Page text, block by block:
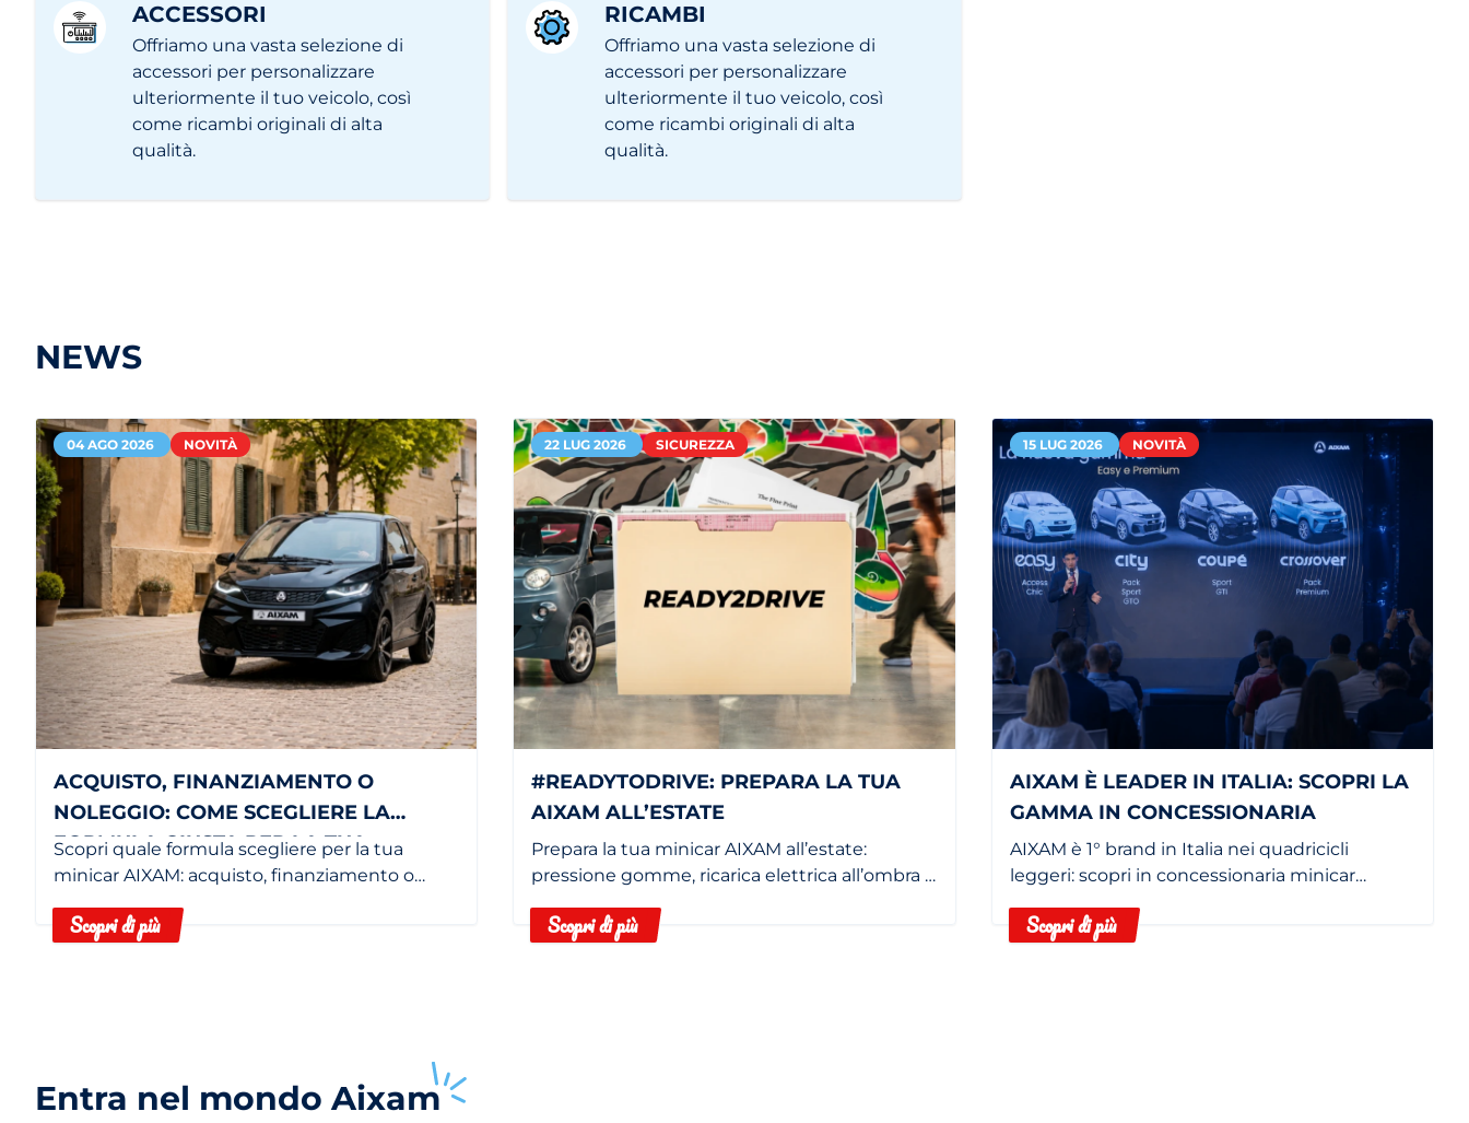
ACCESSORI
Offriamo una vasta selezione di
accessori per personalizzare
ulteriormente il tuo veicolo, così
come ricambi originali di alta
qualità.
RICAMBI
Offriamo una vasta selezione di
accessori per personalizzare
ulteriormente il tuo veicolo, così
come ricambi originali di alta
qualità.
NEWS
04 AGO 2026 NOVITÀ
ACQUISTO, FINANZIAMENTO O
NOLEGGIO: COME SCEGLIERE LA
FORMULA GIUSTA PER LA TUA
MINICAR
Scopri quale formula scegliere per la tua
minicar AIXAM: acquisto, finanziamento o
Scopri di più
22 LUG 2026 SICUREZZA
#READYTODRIVE: PREPARA LA TUA
AIXAM ALL’ESTATE
Prepara la tua minicar AIXAM all’estate:
pressione gomme, ricarica elettrica all’ombra e
Scopri di più
15 LUG 2026 NOVITÀ
AIXAM È LEADER IN ITALIA: SCOPRI LA
GAMMA IN CONCESSIONARIA
AIXAM è 1° brand in Italia nei quadricicli
leggeri: scopri in concessionaria minicar
Scopri di più
Entra nel mondo Aixam